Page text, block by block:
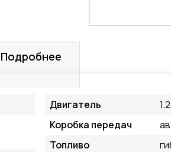
Подробнее
Двигатель
Коробка передач
Топливо